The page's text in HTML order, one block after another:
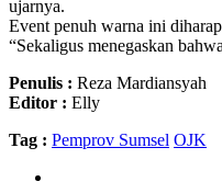
ujarnya.
Event penuh warna ini
“Sekaligus menegaskan
Penulis : Reza Mardiansyah
Editor : Elly
Tag : Pemprov Sumsel OJK